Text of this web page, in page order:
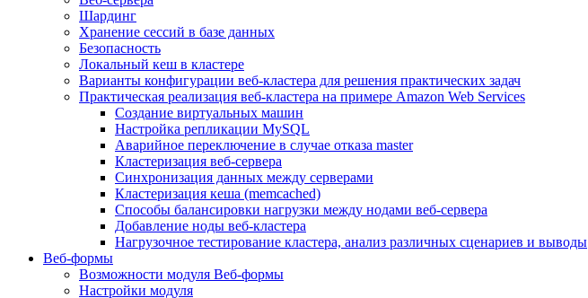
Шардинг
Хранение сессий в базе данных
Безопасность
Локальный кеш в кластере
Варианты конфигурации веб-кластера для решения практических задач
Практическая реализация веб-кластера на примере Amazon Web Services
Создание виртуальных машин
Настройка репликации MySQL
Аварийное переключение в случае отказа master
Кластеризация веб-сервера
Синхронизация данных между серверами
Кластеризация кеша (memcached)
Способы балансировки нагрузки между нодами веб-сервера
Добавление ноды веб-кластера
Нагрузочное тестирование кластера, анализ различных сценариев и выводы
Веб-формы
Возможности модуля Веб-формы
Настройки модуля